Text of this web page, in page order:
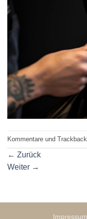
Kommentare und
← Zurück
Weiter →
Impressum